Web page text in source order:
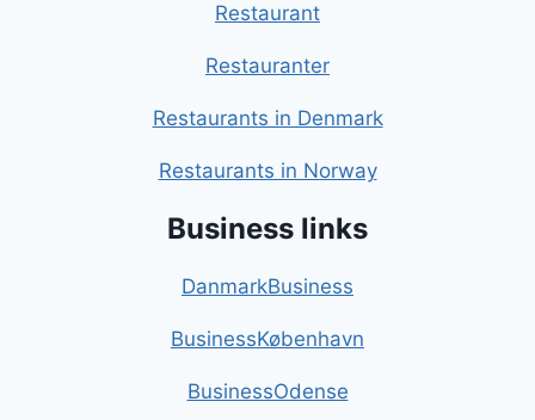
Restaurant
Restauranter
Restaurants in Denmark
Restaurants in Norway
Business links
DanmarkBusiness
BusinessKøbenhavn
BusinessOdense